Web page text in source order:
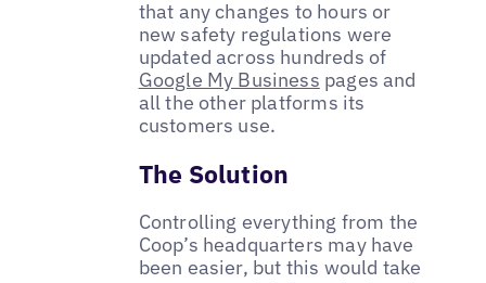
that any changes to hours or
new safety regulations were
updated across hundreds of
Google My Business pages and
all the other platforms its
customers use.
The Solution
Controlling everything from the
Coop’s headquarters may have
been easier, but this would take